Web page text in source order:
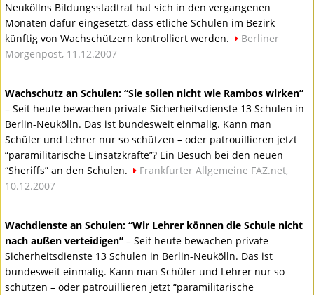
Neuköllns Bildungsstadtrat hat sich in den vergangenen
Monaten dafür eingesetzt, dass etliche Schulen im Bezirk
künftig von Wachschützern kontrolliert werden.
Berliner
Morgenpost, 11.12.2007
Wachschutz an Schulen: “Sie sollen nicht wie Rambos wirken”
– Seit heute bewachen private Sicherheitsdienste 13 Schulen in
Berlin-Neukölln. Das ist bundesweit einmalig. Kann man
Schüler und Lehrer nur so schützen – oder patrouillieren jetzt
“paramilitärische Einsatzkräfte”? Ein Besuch bei den neuen
“Sheriffs” an den Schulen.
Frankfurter Allgemeine FAZ.net,
10.12.2007
Wachdienste an Schulen: “Wir Lehrer können die Schule nicht
nach außen verteidigen” – Seit heute bewachen private
Sicherheitsdienste 13 Schulen in Berlin-Neukölln. Das ist
bundesweit einmalig. Kann man Schüler und Lehrer nur so
schützen – oder patrouillieren jetzt “paramilitärische